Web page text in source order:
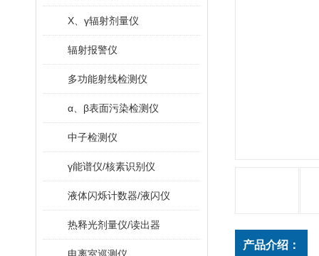
X、γ辐射剂量仪
辐射报警仪
多功能射线检测仪
α、β表面污染检测仪
中子检测仪
γ能谱仪/核素识别仪
液体闪烁计数器/液闪仪
热释光剂量仪/读出器
产品介绍：